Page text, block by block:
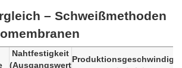
– Schweißmethoden
Nahtfestigkeit
(Ausgangswert